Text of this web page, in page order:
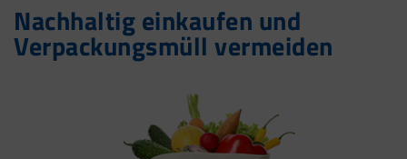
Nachhaltig einkaufen und
Verpackungsmüll vermeiden